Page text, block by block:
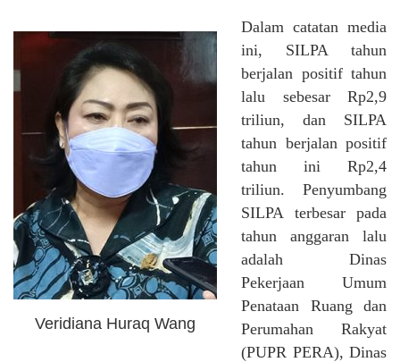
Veridiana Huraq Wang
Dalam catatan media
ini, SILPA tahun
berjalan positif tahun
lalu sebesar Rp2,9
triliun, dan SILPA
tahun berjalan positif
tahun ini Rp2,4
triliun. Penyumbang
SILPA terbesar pada
tahun anggaran lalu
adalah Dinas
Pekerjaan Umum
Penataan Ruang dan
Perumahan Rakyat
(PUPR PERA), Dinas